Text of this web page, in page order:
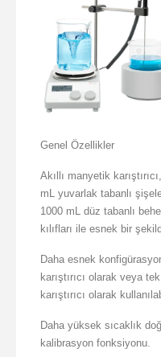
Genel Özellikler
Akıllı manyetik
mL yuvarlak tabanlı
1000 mL düz tabanlı
kılıfları ile esnek bir
Daha esnek
karıştırıcı olarak veya
karıştırıcı olarak
Daha yüksek sıcaklık
kalibrasyon fonksiyonu.